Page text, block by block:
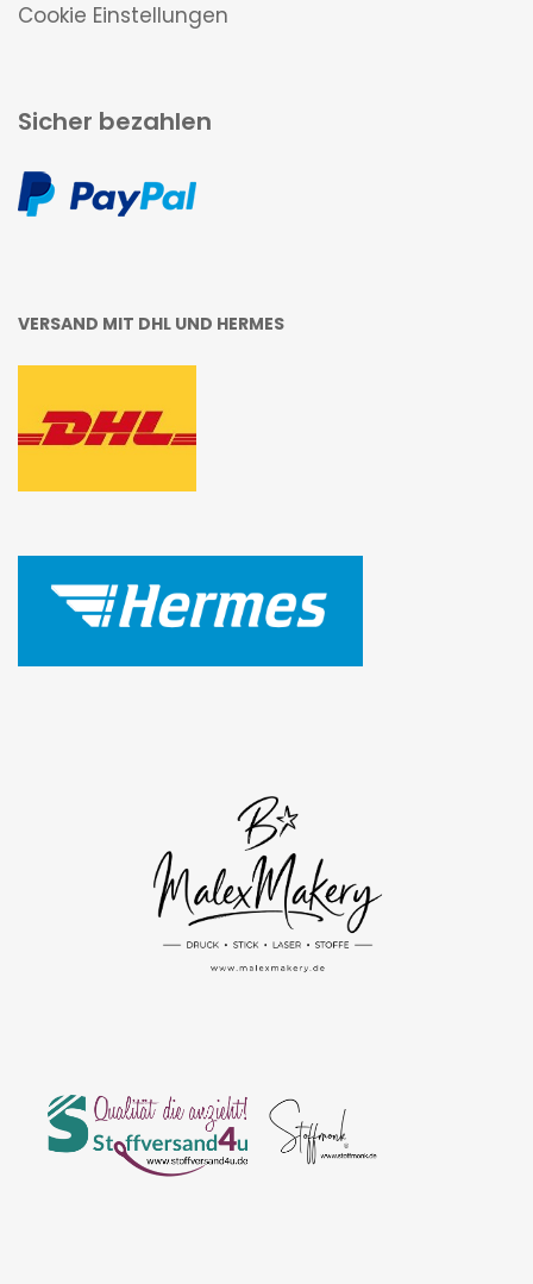
Cookie Einstellungen
Sicher bezahlen
VERSAND MIT DHL UND HERMES